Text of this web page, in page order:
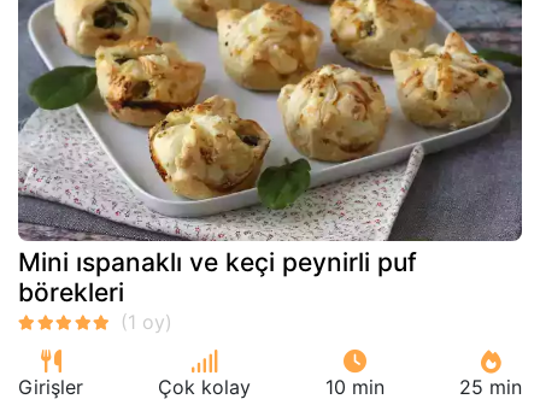
Mini ıspanaklı ve keçi peynirli puf
börekleri
Girişler Çok kolay 10 min 25 min